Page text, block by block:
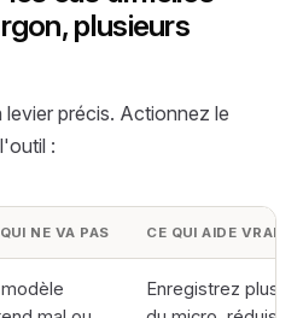
plusieurs
précis. Actionnez le
:
NE VA PAS CE QUI AIDE
Enregistrez plus